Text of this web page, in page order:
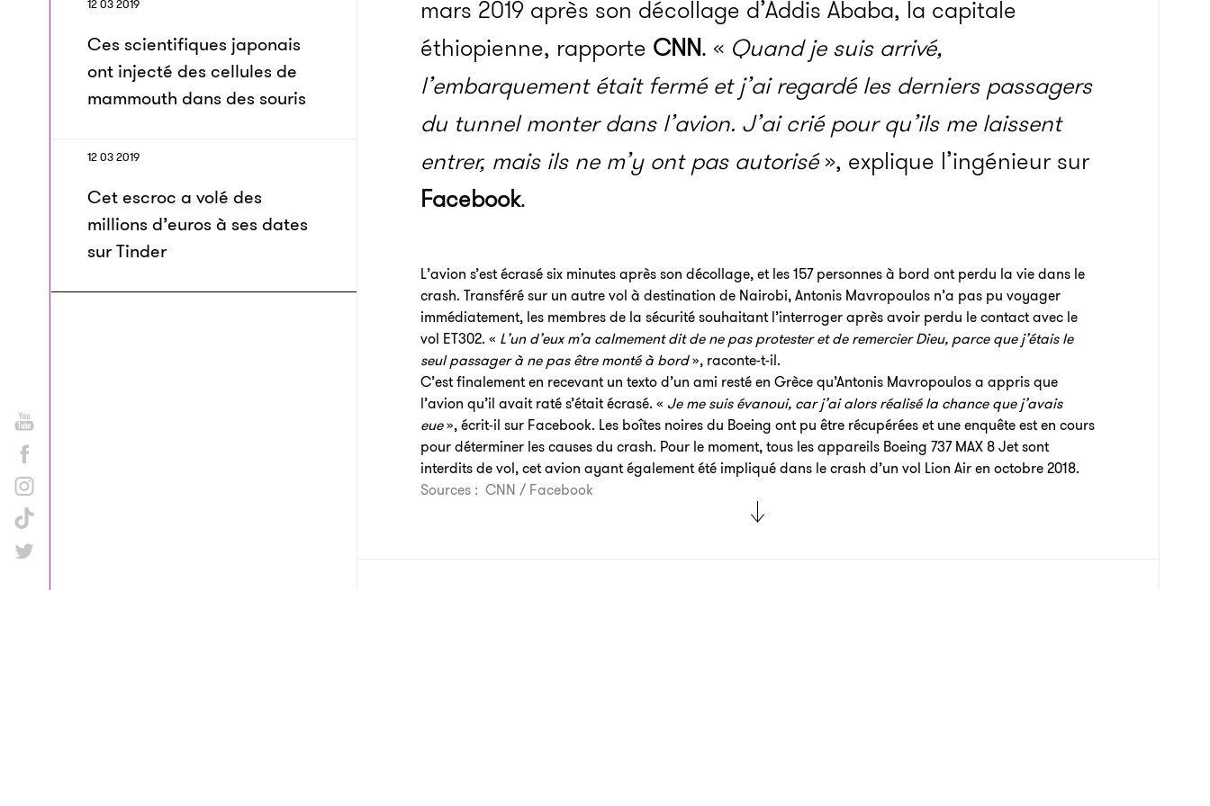
12 03 2019
Ces scientifiques japonais
ont injecté des cellules de
mammouth dans des souris
12 03 2019
Cet escroc a volé des
millions d’euros à ses dates
sur Tinder
mars 2019 après son décollage d’Addis Ababa, la capitale
éthiopienne, rapporte CNN. « Quand je suis arrivé,
l’embarquement était fermé et j’ai regardé les derniers passagers
du tunnel monter dans l’avion. J’ai crié pour qu’ils me laissent
entrer, mais ils ne m’y ont pas autorisé», explique l’ingénieur sur
Facebook.
L’avion s’est écrasé six minutes après son décollage, et les 157 personnes à bord ont perdu la vie dans le
crash. Transféré sur un autre vol à destination de Nairobi, Antonis Mavropoulos n’a pas pu voyager
immédiatement, les membres de la sécurité souhaitant l’interroger après avoir perdu le contact avec le
vol ET302. « L’un d’eux m’a calmement dit de ne pas protester et de remercier Dieu, parce que j’étais le
seul passager à ne pas être monté à bord», raconte-t-il.
C’est finalement en recevant un texto d’un ami resté en Grèce qu’Antonis Mavropoulos a appris que
l’avion qu’il avait raté s’était écrasé. « Je me suis évanoui, car j’ai alors réalisé la chance que j’avais
eue», écrit-il sur Facebook. Les boîtes noires du Boeing ont pu être récupérées et une enquête est en cours
pour déterminer les causes du crash. Pour le moment, tous les appareils Boeing 737 MAX 8 Jet sont
interdits de vol, cet avion ayant également été impliqué dans le crash d’un vol Lion Air en octobre 2018.
Sources : CNN / Facebook